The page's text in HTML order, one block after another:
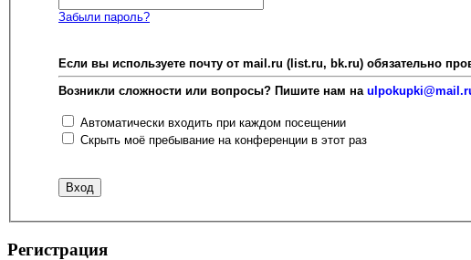
Забыли пароль?
Если вы используете почту от mail.ru (list.ru, bk.ru) обязательно
Возникли сложности или вопросы? Пишите нам на
Автоматически входить при каждом посещении
Скрыть моё пребывание на конференции в этот раз
Регистрация